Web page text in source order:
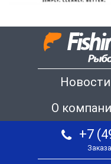
Новости
О
+7